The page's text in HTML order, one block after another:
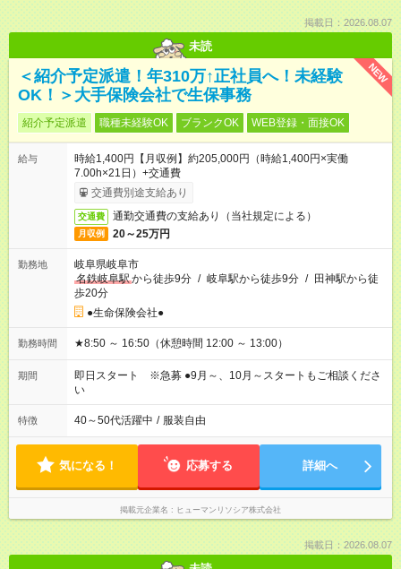
掲載日：2026.08.07
未読
NEW
＜紹介予定派遣！年310万↑正社員へ！未経験
OK！＞大手保険会社で生保事務
紹介予定派遣 職種未経験OK ブランクOK WEB登録・面接OK
給与
時給1,400円【月収例】約205,000円（時給1,400円×実働
7.00h×21日）+交通費
交通費別途支給あり
交通費 通勤交通費の支給あり（当社規定による）
月収例 20～25万円
勤務地
岐阜県岐阜市
名鉄岐阜駅から徒歩9分 / 岐阜駅から徒歩9分 / 田神駅から徒
歩20分
●生命保険会社●
勤務時間 ★8:50 ～ 16:50（休憩時間 12:00 ～ 13:00）
期間
即日スタート ※急募 ●9月～、10月～スタートもご相談くださ
い
特徴 40～50代活躍中 / 服装自由
気になる！ 応募する 詳細へ
掲載元企業名 ヒューマンリソシア株式会社
掲載日：2026.08.07